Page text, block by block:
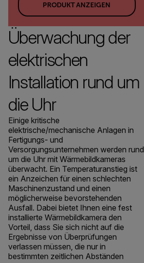
PRODUKT ANZEIGEN
Überwachung der
elektrischen
Installation rund um
die Uhr
Einige kritische
elektrische/mechanische Anlagen in
Fertigungs- und
Versorgungsunternehmen werden rund
um die Uhr mit Wärmebildkameras
überwacht. Ein Temperaturanstieg ist
ein Anzeichen für einen schlechten
Maschinenzustand und einen
möglicherweise bevorstehenden
Ausfall. Dabei bietet Ihnen eine fest
installierte Wärmebildkamera den
Vorteil, dass Sie sich nicht auf die
Ergebnisse von Überprüfungen
verlassen müssen, die nur in
bestimmten zeitlichen Abständen